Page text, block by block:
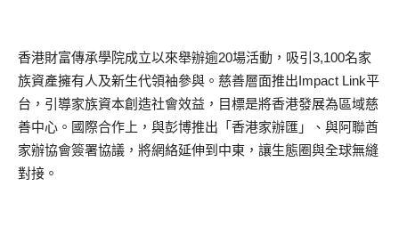
香港財富傳承學院成立以來舉辦逾20場活動，吸引3,100名家
族資產擁有人及新生代領袖參與。慈善層面推出Impact Link平
台，引導家族資本創造社會效益，目標是將香港發展為區域慈
善中心。國際合作上，與彭博推出「香港家辦匯」、與阿聯酋
家辦協會簽署協議，將網絡延伸到中東，讓生態圈與全球無縫
對接。